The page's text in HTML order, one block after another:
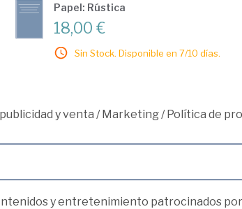
Papel: Rústica
18,00 €
Sin Stock. Disponible en 7/10 días.
y venta /Marketing/Política de
y entretenimiento patrocinados